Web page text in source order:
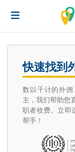
快速找到
数以千计的外
主，我们帮助您
职者收费。立即
帮手！